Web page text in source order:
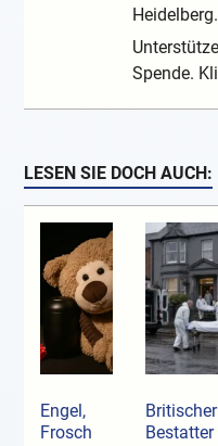
Heidelberg.
Spende.
LESEN SIE DOCH AUCH:
Engel,
Frosch
Britischer
Bestatter